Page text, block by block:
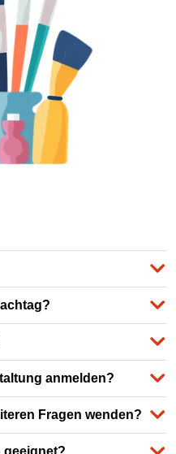
anmelden?
Fragen wenden?
geeignet?